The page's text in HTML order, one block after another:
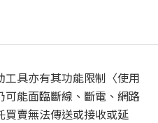
具亦有其功能限制〈使用
能面臨斷線、斷電、網路
買賣無法傳送或接收或延